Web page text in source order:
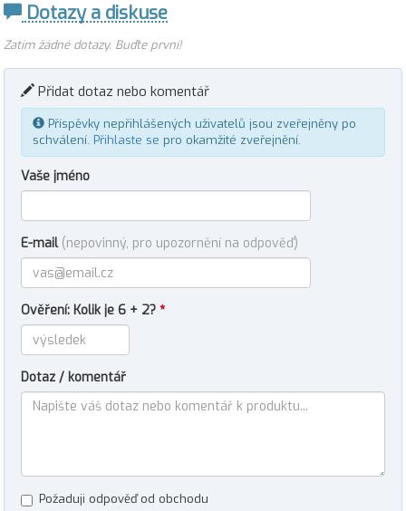
Dotazy a diskuse
Zatím žádné dotazy. Buďte první!
Přidat dotaz nebo komentář
Příspěvky nepřihlášených uživatelů jsou zveřejněny po
schválení. Přihlaste se pro okamžité zveřejnění.
Vaše jméno
E-mail (nepovinný, pro upozornění na odpověď)
Ověření: Kolik je 6 + 2? *
Dotaz / komentář
Požaduji odpověď od obchodu